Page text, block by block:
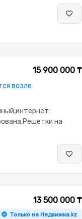
возле
15 900 000 ₸
на
13 500 000 ₸
Только на Недвижка.kz